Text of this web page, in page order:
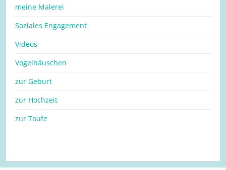
meine Malerei
Soziales Engagement
Videos
Vogelhäuschen
zur Geburt
zur Hochzeit
zur Taufe